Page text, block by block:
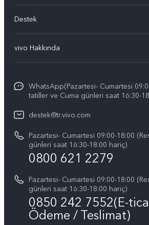
vivo X300
vivo V60 5G
vivo X200 FE
Tüm Modeller
Destek
Yetkili Servis Noktalarımız
IMEI kimlik doğrulaması
Yedek Parçaların Fiyatı
Başlangıç ve Kullanım ​​Kılavuzu
Garanti Politikamız
Müşteri Hizmetleri Gizlilik Beyanı
vivo Hakkında
vivo'da Kariyer
Basın
Yasal Bildirimler
Hakkımızda
Sürdürülebilirlik
vivo Gizlilik Merkezi
WhatsApp(Pazartesi- Cumartesi
tatiller ve Cuma günleri saat 16:30-
destek@tr.vivo.com
Pazartesi- Cumartesi 09:00-18:00
günleri saat 16:30-18:00 hariç)
0800 621 2279
Pazartesi- Cumartesi 09:00-18:00
günleri saat 16:30-18:00 hariç)
0850 242 7552(E-
Ödeme / Teslimat)